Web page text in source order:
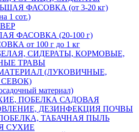
ФАСОВКА (от 3-20 кг)
1 сот.)
ФАСОВКА (20-100 г)
от 100 г до 1 кг
СИДЕРАТЫ, КОРМОВЫЕ,
ТРАВЫ
(ЛУКОВИЧНЫЕ,
материал)
ПОБЕЛКА САДОВАЯ
ДЕЗИНФЕКЦИЯ ПОЧВЫ
ТАБАЧНАЯ ПЫЛЬ
СУХИЕ